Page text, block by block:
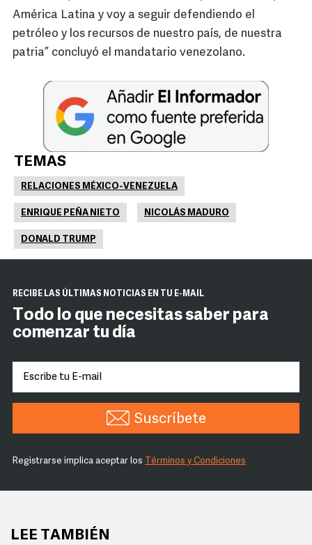
América Latina y voy a seguir defendiendo el
petróleo y los recursos de nuestro país, de nuestra
patria” concluyó el mandatario venezolano.
TEMAS
RELACIONES MÉXICO-VENEZUELA
ENRIQUE PEÑA NIETO NICOLÁS MADURO
DONALD TRUMP
RECIBE LAS ÚLTIMAS NOTICIAS EN TU E-MAIL
Todo lo que necesitas saber para
comenzar tu día
Suscríbete
Registrarse implica aceptar los Términos y Condiciones
LEE TAMBIÉN